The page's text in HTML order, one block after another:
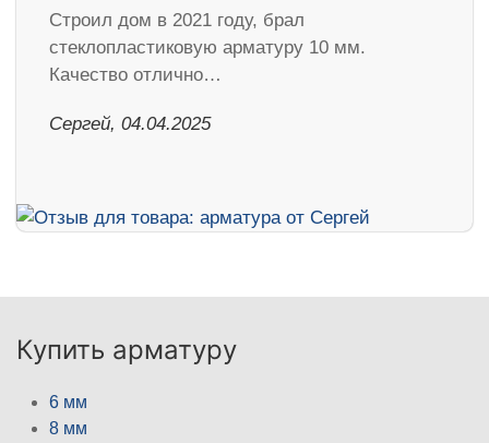
Строил дом в 2021 году, брал
стеклопластиковую арматуру 10 мм.
Качество отлично…
Сергей, 04.04.2025
Купить арматуру
6 мм
8 мм